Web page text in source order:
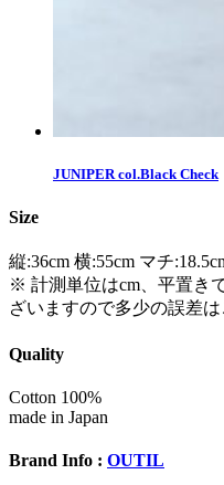
JUNIPER col.Black Check
Size
縦:36cm 横:55cm マチ
※ 計測単位はcm、平置き
ざいますので多少の誤差は
Quality
Cotton 100%
made in Japan
Brand Info : OUTIL